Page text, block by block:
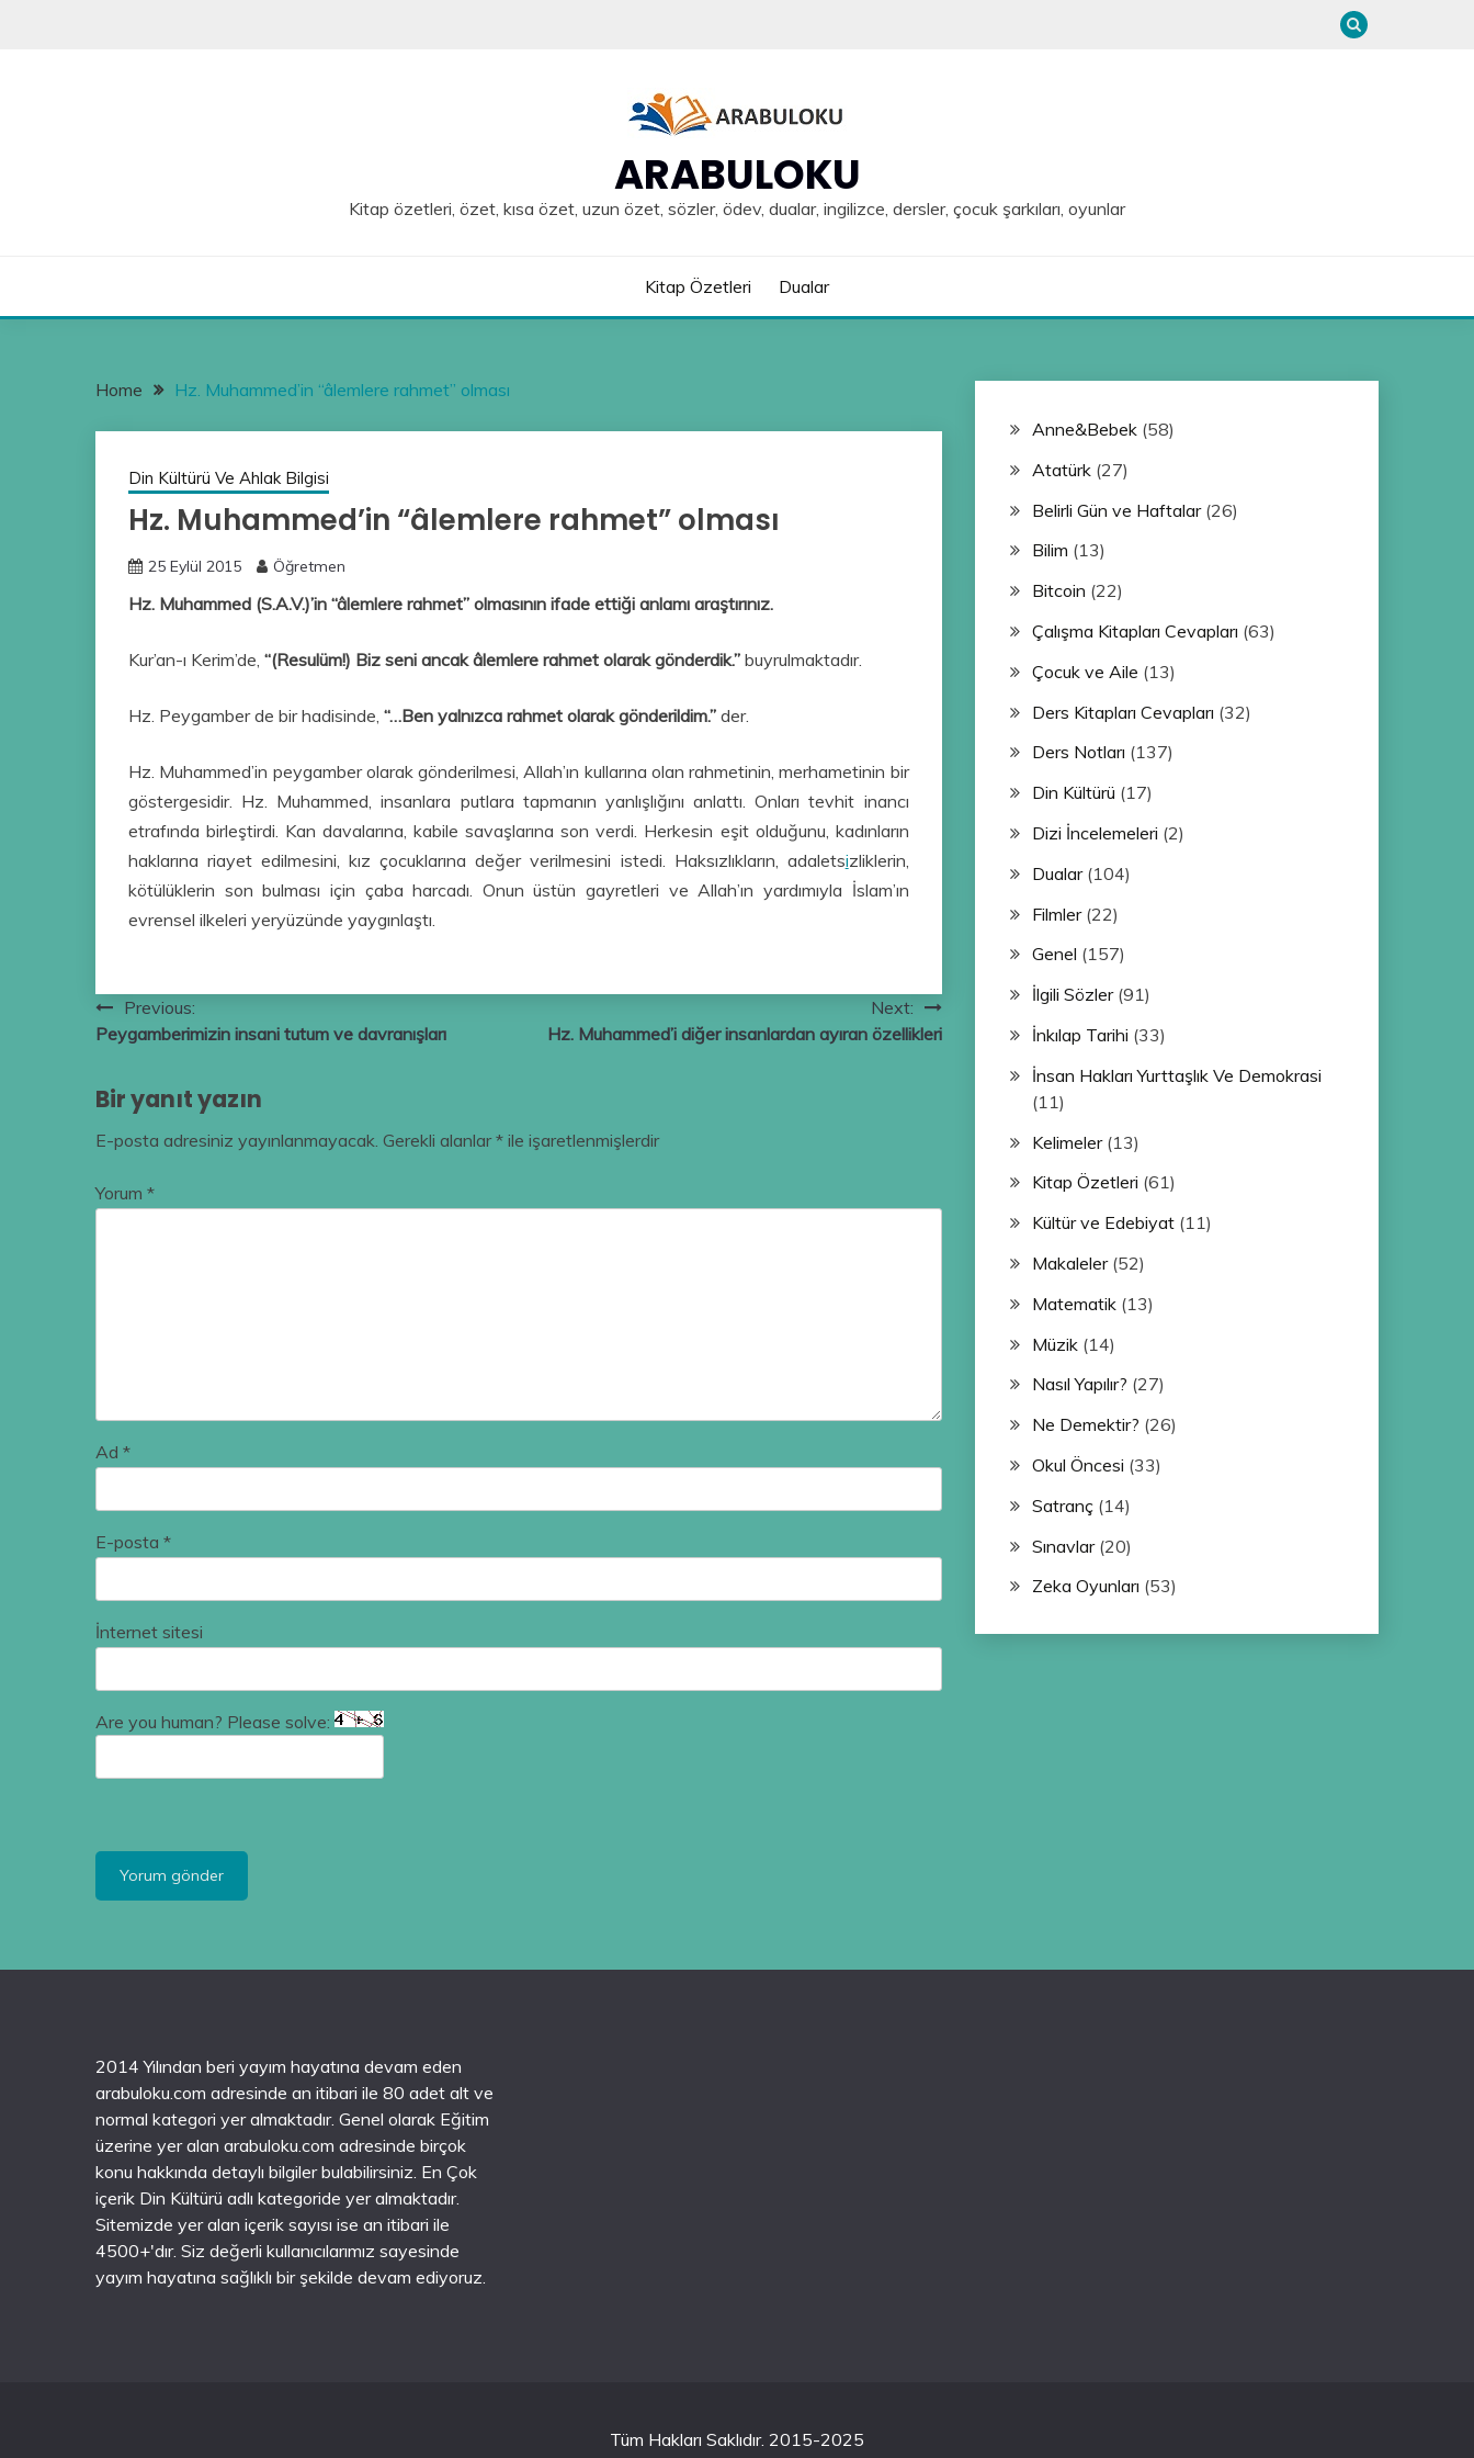
ARABULOKU
Kitap özetleri, özet, kısa özet, uzun özet, sözler, ödev, dualar, ingilizce, dersler, çocuk şarkıları, oyunlar
Kitap Özetleri Dualar
Home Hz. Muhammed’in “âlemlere rahmet” olması
Din Kültürü Ve Ahlak Bilgisi
Hz. Muhammed’in “âlemlere rahmet” olması
25 Eylül 2015 Öğretmen
Hz. Muhammed (S.A.V.)’in “âlemlere rahmet” olmasının ifade ettiği anlamı araştırınız.
Kur’an-ı Kerim’de, “(Resulüm!) Biz seni ancak âlemlere rahmet olarak gönderdik.” buyrulmaktadır.
Hz. Peygamber de bir hadisinde, “…Ben yalnızca rahmet olarak gönderildim.” der.
Hz. Muhammed’in peygamber olarak gönderilmesi, Allah’ın kullarına olan rahmetinin, merhametinin bir
göstergesidir. Hz. Muhammed, insanlara putlara tapmanın yanlışlığını anlattı. Onları tevhit inancı
etrafında birleştirdi. Kan davalarına, kabile savaşlarına son verdi. Herkesin eşit olduğunu, kadınların
haklarına riayet edilmesini, kız çocuklarına değer verilmesini istedi. Haksızlıkların, adaletsizliklerin,
kötülüklerin son bulması için çaba harcadı. Onun üstün gayretleri ve Allah’ın yardımıyla İslam’ın
evrensel ilkeleri yeryüzünde yaygınlaştı.
Yazı
gezinmesi
Previous:
Peygamberimizin insani tutum ve davranışları
Next:
Hz. Muhammed’i diğer insanlardan ayıran özellikleri
Bir yanıt yazın
E-posta adresiniz yayınlanmayacak. Gerekli alanlar* ile işaretlenmişlerdir
Yorum *
Ad *
E-posta *
İnternet sitesi
Are you human? Please solve:
Anne&Bebek(58)
Atatürk(27)
Belirli Gün ve Haftalar(26)
Bilim (13)
Bitcoin (22)
Çalışma Kitapları Cevapları (63)
Çocuk ve Aile (13)
Ders Kitapları Cevapları (32)
Ders Notları (137)
Din Kültürü (17)
Dizi İncelemeleri (2)
Dualar(104)
Filmler(22)
Genel (157)
İlgili Sözler(91)
İnkılap Tarihi (33)
İnsan Hakları Yurttaşlık Ve Demokrasi
(11)
Kelimeler(13)
Kitap Özetleri (61)
Kültür ve Edebiyat(11)
Makaleler(52)
Matematik(13)
Müzik(14)
Nasıl Yapılır? (27)
Ne Demektir? (26)
Okul Öncesi (33)
Satranç(14)
Sınavlar(20)
Zeka Oyunları (53)
2014 Yılından beri yayım hayatına devam eden
arabuloku.com adresinde an itibari ile 80 adet alt ve
normal kategori yer almaktadır. Genel olarak Eğitim
üzerine yer alan arabuloku.com adresinde birçok
konu hakkında detaylı bilgiler bulabilirsiniz. En Çok
içerik Din Kültürü adlı kategoride yer almaktadır.
Sitemizde yer alan içerik sayısı ise an itibari ile
4500+'dır. Siz değerli kullanıcılarımız sayesinde
yayım hayatına sağlıklı bir şekilde devam ediyoruz.
Tüm Hakları Saklıdır. 2015-2025